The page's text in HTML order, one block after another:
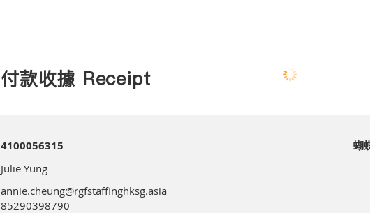
付款收據 Receipt
4100056315
Julie Yung
annie.cheung@rgfstaffinghksg.asia
85290398790
蝴